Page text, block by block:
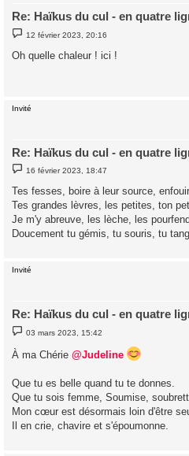
Re: Haïkus du cul - en quatre
M
e
s
12 février 2023, 20:16
Oh quelle chaleur ! ici !
Invité
Re: Haïkus du cul - en quatre
M
e
s
a
e
16 février 2023, 18:47
Tes fesses, boire à leur source,
Tes grandes lèvres, les petites, ton
Je m'y abreuve, les lèche, les
Doucement tu gémis, tu souris, tu
Invité
Re: Haïkus du cul - en quatre
M
e
s
e
03 mars 2023, 15:42
À ma Chérie @Judeline
Que tu es belle quand tu te donnes.
Que tu sois femme, Soumise,
Mon cœur est désormais loin d'être
Il en crie, chavire et s'époumonne.